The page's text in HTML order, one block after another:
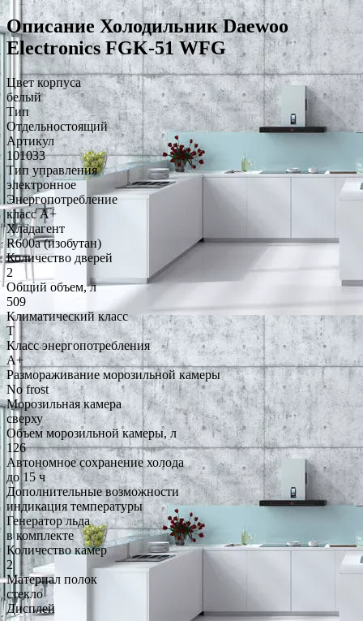
Описание Холодильник Daewoo
Electronics FGK-51 WFG
Цвет корпуса
белый
Тип
Отдельностоящий
Артикул
101033
Тип управления
электронное
Энергопотребление
класс A+
Хладагент
R600a (изобутан)
Количество дверей
2
Общий объем, л
509
Климатический класс
T
Класс энергопотребления
A+
Размораживание морозильной камеры
No frost
Морозильная камера
сверху
Объем морозильной камеры, л
126
Автономное сохранение холода
до 15 ч
Дополнительные возможности
индикация температуры
Генератор льда
в комплекте
Количество камер
2
Материал полок
стекло
Дисплей